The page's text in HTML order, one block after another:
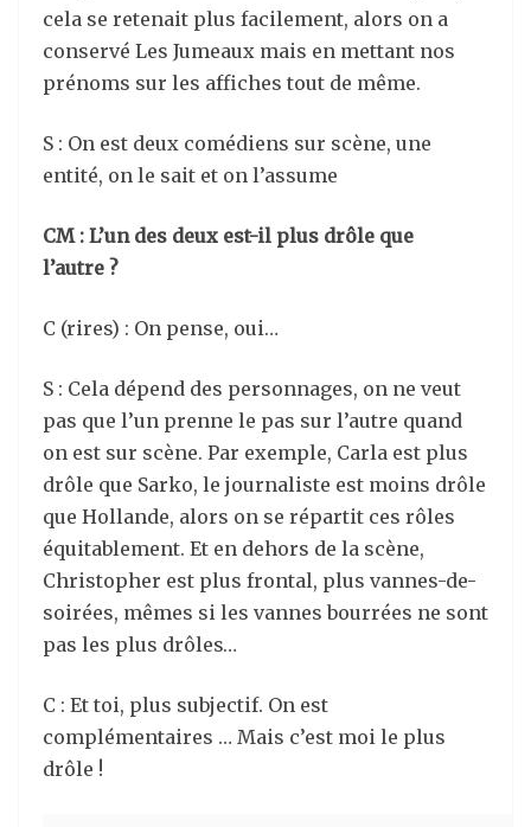
cela se retenait plus facilement, alors on a
conservé Les Jumeaux mais en mettant nos
prénoms sur les affiches tout de même.
S : On est deux comédiens sur scène, une
entité, on le sait et on l’assume
CM : L’un des deux est-il plus drôle que
l’autre ?
C (rires) : On pense, oui…
S : Cela dépend des personnages, on ne veut
pas que l’un prenne le pas sur l’autre quand
on est sur scène. Par exemple, Carla est plus
drôle que Sarko, le journaliste est moins drôle
que Hollande, alors on se répartit ces rôles
équitablement. Et en dehors de la scène,
Christopher est plus frontal, plus vannes-de-
soirées, mêmes si les vannes bourrées ne sont
pas les plus drôles…
C : Et toi, plus subjectif. On est
complémentaires … Mais c’est moi le plus
drôle !